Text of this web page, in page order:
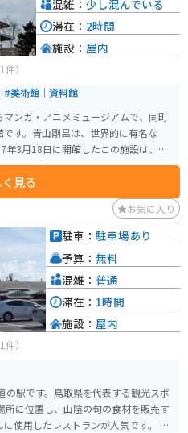
件）
#美術館｜資料館
ンガ・アニメミュージアムで、同町
す。青山剛昌は、世界的に有名な
年3月18日に開館したこの施設は、青
る場所として、多くのファンに愛さ
されており、創作活動の軌跡をたど
されており。いつ行っても楽します。
探偵コナンが好きな人にはたまらな
休で運営されています。入館料は大人
見る
混雑： 少し混んでいる
滞在： 2時間
施設： 屋内
お気に入り
件）
駅です。鳥取県を代表する観光スポ
所に位置し、山陰の旬の食材を販売す
用したレストランが人気です。 バ
駐車： 駐車場あり
予算： 無料
混雑： 普通
滞在： 1時間
施設： 屋内